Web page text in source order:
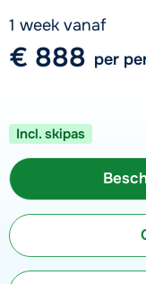
1 week vanaf
€ 888 per
Incl. skipas